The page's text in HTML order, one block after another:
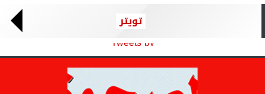
تويتر
Tweets by